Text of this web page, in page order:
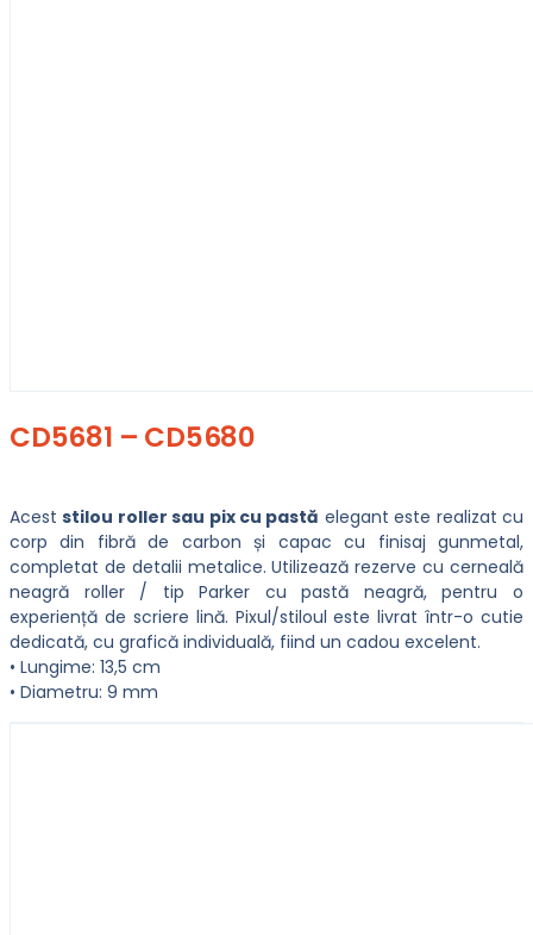
CD5681 – CD5680
Aceststilou roller sau pix cu pastă elegant este realizat cu
corp din fibră de carbon și capac cu finisaj gunmetal,
completat de detalii metalice. Utilizează rezerve cu cerneală
neagră roller / tip Parker cu pastă neagră, pentru o
experiență de scriere lină. Pixul/stiloul este livrat într-o cutie
dedicată, cu grafică individuală, fiind un cadou excelent.
• Lungime: 13,5 cm
• Diametru: 9 mm